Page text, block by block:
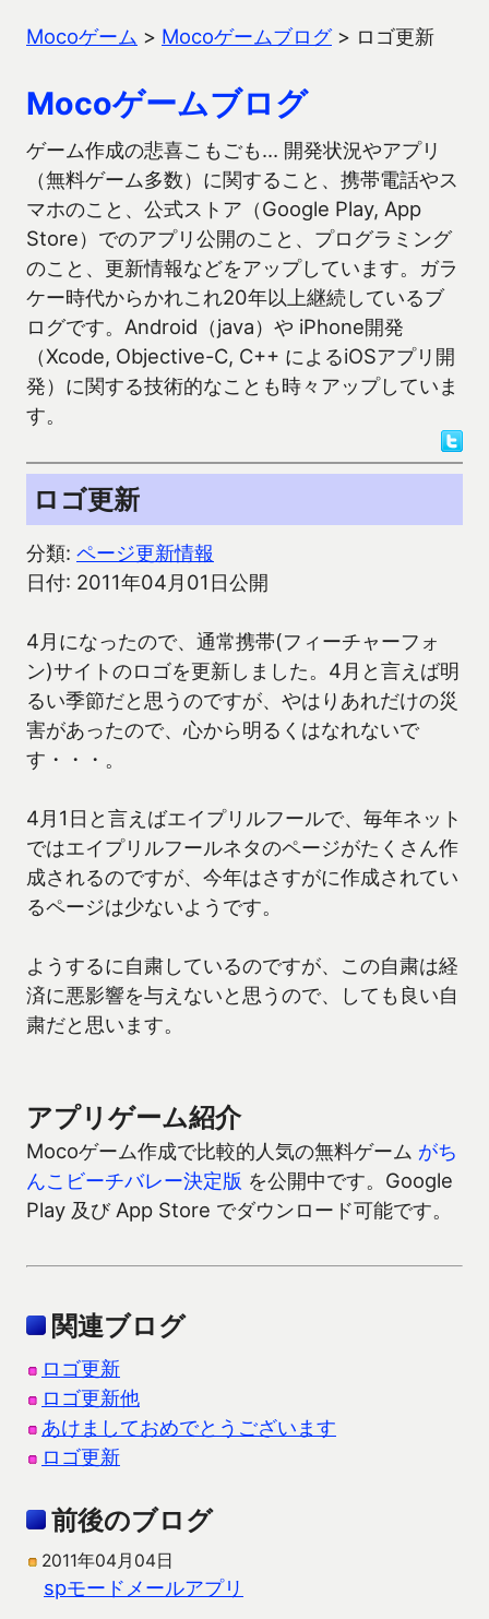
Mocoゲーム > Mocoゲームブログ> ロゴ更新
Mocoゲームブログ
ゲーム作成の悲喜こもごも… 開発状況やアプリ
（無料ゲーム多数）に関すること、携帯電話やス
マホのこと、公式ストア（Google Play, App
Store）でのアプリ公開のこと、プログラミング
のこと、更新情報などをアップしています。ガラ
ケー時代からかれこれ20年以上継続しているブ
ログです。Android（java）や iPhone開発
（Xcode, Objective-C, C++ によるiOSアプリ開
発）に関する技術的なことも時々アップしていま
す。
ロゴ更新
分類: ページ更新情報
日付: 2011年04月01日公開
4月になったので、通常携帯(フィーチャーフォ
ン)サイトのロゴを更新しました。4月と言えば明
るい季節だと思うのですが、やはりあれだけの災
害があったので、心から明るくはなれないで
す・・・。
4月1日と言えばエイプリルフールで、毎年ネット
ではエイプリルフールネタのページがたくさん作
成されるのですが、今年はさすがに作成されてい
るページは少ないようです。
ようするに自粛しているのですが、この自粛は経
済に悪影響を与えないと思うので、しても良い自
粛だと思います。
アプリゲーム紹介
Mocoゲーム作成で比較的人気の無料ゲーム がち
んこビーチバレー決定版 を公開中です。Google
Play 及び App Store でダウンロード可能です。
関連ブログ
ロゴ更新
ロゴ更新他
あけましておめでとうございます
ロゴ更新
前後のブログ
2011年04月04日
spモードメールアプリ